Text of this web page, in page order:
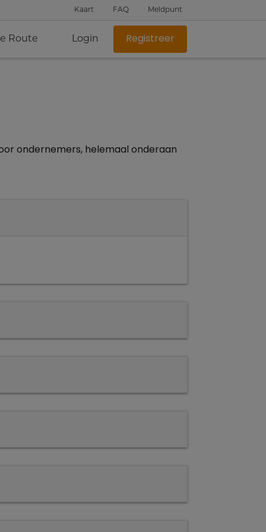
Kaart FAQ Meldpunt
Route Login Registreer
ondernemers, helemaal onderaan